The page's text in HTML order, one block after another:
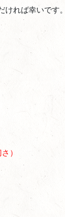
ければ幸いです
）